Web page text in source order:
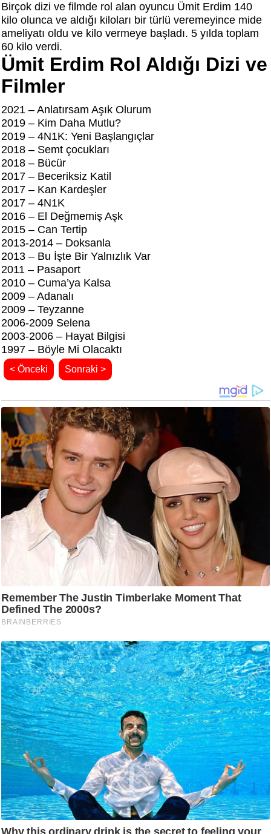
Birçok dizi ve filmde rol alan oyuncu Ümit Erdim 140
kilo olunca ve aldığı kiloları bir türlü veremeyince mide
ameliyatı oldu ve kilo vermeye başladı. 5 yılda toplam
60 kilo verdi.
Ümit Erdim Rol Aldığı Dizi ve
Filmler
2021 – Anlatırsam Aşık Olurum
2019 – Kim Daha Mutlu?
2019 – 4N1K: Yeni Başlangıçlar
2018 – Semt çocukları
2018 – Bücür
2017 – Beceriksiz Katil
2017 – Kan Kardeşler
2017 – 4N1K
2016 – El Değmemiş Aşk
2015 – Can Tertip
2013-2014 – Doksanla
2013 – Bu İşte Bir Yalnızlık Var
2011 – Pasaport
2010 – Cuma’ya Kalsa
2009 – Adanalı
2009 – Teyzanne
2006-2009 Selena
2003-2006 – Hayat Bilgisi
1997 – Böyle Mi Olacaktı
< Önceki Sonraki >